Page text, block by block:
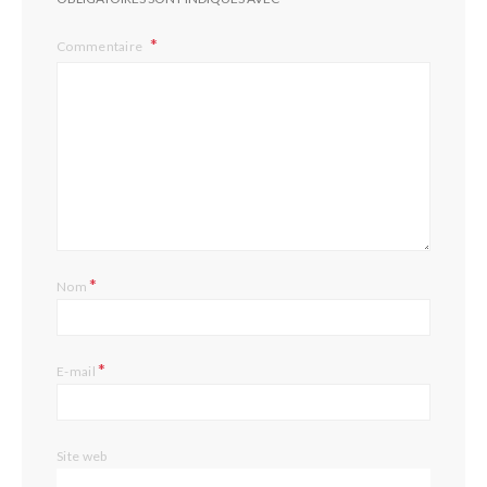
Commentaire
Nom*
E-mail*
Site web